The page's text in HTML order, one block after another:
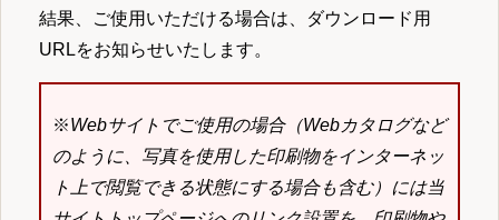
結果、ご使用いただける場合は、ダウンロード用
URLをお知らせいたします。
※Webサイトでご使用の場合（Webカタログなど
のように、写真を使用した印刷物をインターネッ
ト上で閲覧できる状態にする場合も含む）には当